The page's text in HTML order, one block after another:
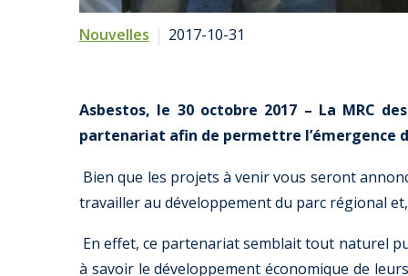
Nouvelles 2017-10-31
Asbestos, le 30 octobre 2017 – La MRC
partenariat afin de permettre l’émergence
Bien que les projets à venir vous seront
travailler au développement du parc régional
En effet, ce partenariat semblait tout naturel
à savoir le développement économique de